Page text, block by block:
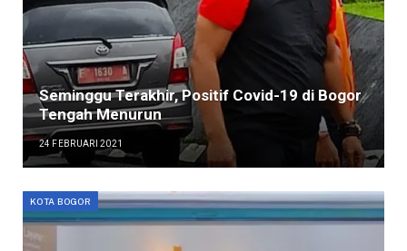
Seminggu Terakhir, Positif Covid-19 di Bogor
Tengah Menurun
24 FEBRUARI 2021
KOTA BOGOR